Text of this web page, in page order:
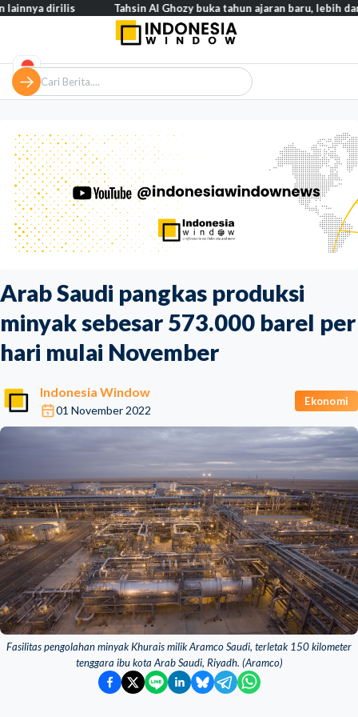
Arab Saudi pangkas produksi
minyak sebesar 573.000 barel per
hari mulai November
Indonesia Window
01 November 2022
Ekonomi
Fasilitas pengolahan minyak Khurais milik Aramco Saudi, terletak 150 kilometer
tenggara ibu kota Arab Saudi, Riyadh. (Aramco)
Tahsin Al Ghozy buka tahun ajaran baru, lebih dari 2.000